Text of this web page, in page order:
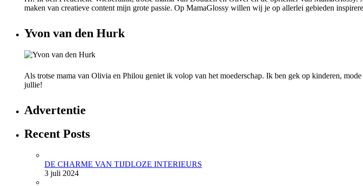
maken van creatieve content mijn grote passie. Op MamaGlossy willen wij je op allerlei gebieden
Yvon van den Hurk
Als trotse mama van Olivia en Philou geniet ik volop van het moederschap. Ik ben gek op kinderen,
jullie!
Advertentie
Recent Posts
DE CHARME VAN TIJDLOZE INTERIEURS
3 juli 2024